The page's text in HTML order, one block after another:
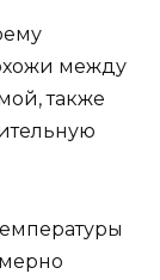
между
также